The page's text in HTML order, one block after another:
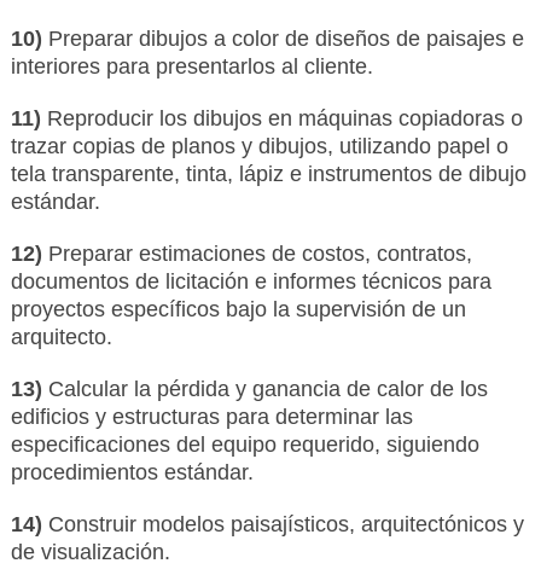
10) Preparar dibujos a color de diseños de paisajes e
interiores para presentarlos al cliente.
11) Reproducir los dibujos en máquinas copiadoras o
trazar copias de planos y dibujos, utilizando papel o
tela transparente, tinta, lápiz e instrumentos de dibujo
estándar.
12) Preparar estimaciones de costos, contratos,
documentos de licitación e informes técnicos para
proyectos específicos bajo la supervisión de un
arquitecto.
13) Calcular la pérdida y ganancia de calor de los
edificios y estructuras para determinar las
especificaciones del equipo requerido, siguiendo
procedimientos estándar.
14) Construir modelos paisajísticos, arquitectónicos y
de visualización.